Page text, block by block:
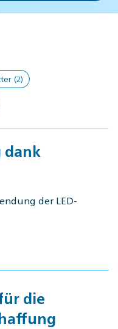
(2)
dank
der LED-
die